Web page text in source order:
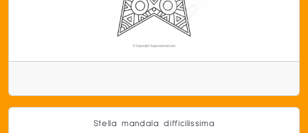
Stella mandala difficilissima